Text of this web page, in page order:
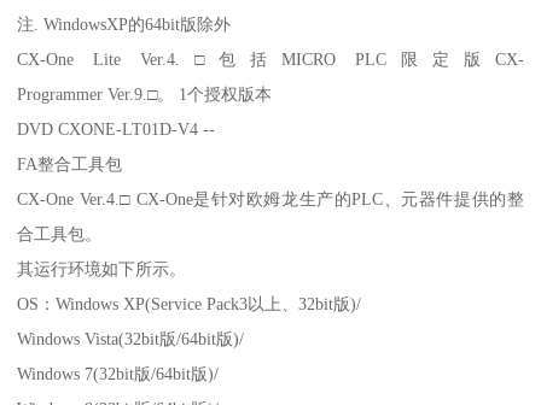
注. WindowsXP的64bit版除外
CX-One Lite Ver.4.□包括MICRO PLC限定版CX-
Programmer Ver.9.□。 1个授权版本
DVD CXONE-LT01D-V4 --
FA整合工具包
CX-One Ver.4.□ CX-One是针对欧姆龙生产的PLC、元器件提供的整
合工具包。
其运行环境如下所示。
OS：Windows XP(Service Pack3以上、32bit版)/
Windows Vista(32bit版/64bit版)/
Windows 7(32bit版/64bit版)/